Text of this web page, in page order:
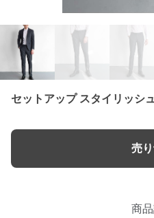
セットアップ スタイリッシ
売
商